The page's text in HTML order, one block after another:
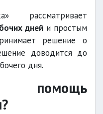
рассматривает
дней и простым
решение о
доводится до
дня.